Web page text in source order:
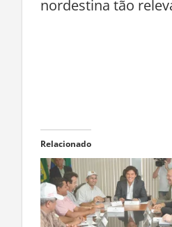
nordestina tão